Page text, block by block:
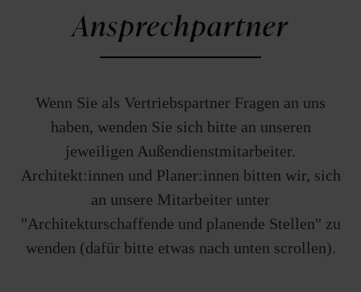
Ansprechpartner
Wenn Sie als Vertriebspartner Fragen an uns
haben, wenden Sie sich bitte an unseren
jeweiligen Außendienstmitarbeiter.
Architekt:innen und Planer:innen bitten wir, sich
an unsere Mitarbeiter unter
"Architekturschaffende und planende Stellen" zu
wenden (dafür bitte etwas nach unten scrollen).